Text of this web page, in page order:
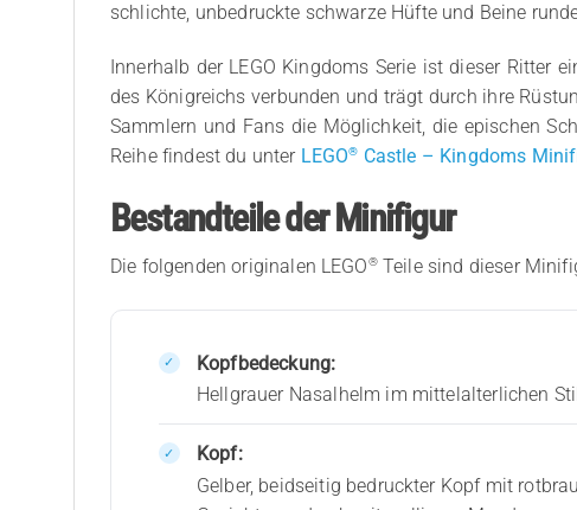
schlichte, unbedruckte schwarze Hüfte und Beine
Innerhalb der LEGO Kingdoms Serie ist dieser Ritter
des Königreichs verbunden und trägt durch ihre
Sammlern und Fans die Möglichkeit, die epischen
Reihe findest du unter LEGO® Castle – Kingdoms
Bestandteile der Minifigur
Die folgenden originalen LEGO®Teile sind dieser
Kopfbedeckung:
Hellgrauer Nasalhelm im mittelalterlichen
Kopf:
Gelber, beidseitig bedruckter Kopf mit